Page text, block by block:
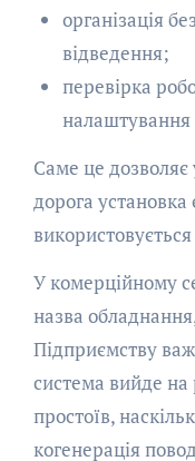
організація
відведення;
перевірка
Саме це дозволяє
дорога установка
У комерційному
назва
Підприємству
система вийде
простоїв,
когенерація